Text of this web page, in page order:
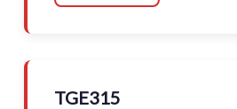
TGE315